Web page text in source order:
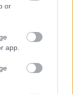
or
app.